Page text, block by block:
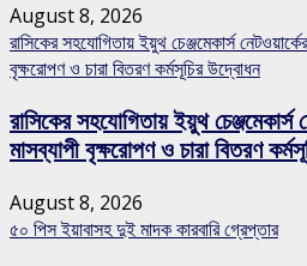
August 8, 2026
রাসিকের সহযোগিতায় ইয়ুথ চেঞ্জমেকার্স
বৃক্ষরোপণ ও চারা বিতরণ কর্মসূচির উদ্বোধন
রাসিকের সহযোগিতায় ইয়ুথ
মাসব্যাপী বৃক্ষরোপণ ও চারা বিতরণ
August 8, 2026
৫০ পিস ইয়াবাসহ দুই মাদক কারবারি গ্রেপ্তার